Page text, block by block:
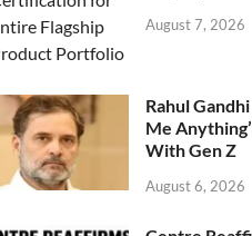
August 7, 2026
Rahul
Me
With Gen Z
August 6, 2026